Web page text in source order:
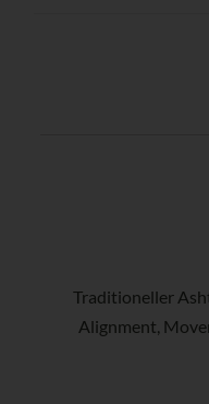
Traditioneller
Alignment,